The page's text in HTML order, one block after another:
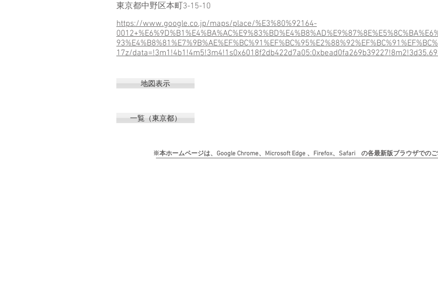
東京都中野区本町3-15-10
https://www.google.co.jp/maps/place/%E3%80%92164-
17z/
地図表示
一覧（東京都）
※本ホームページは、Google Chrome、Microsoft Edge 、Firefox、Safari の各最新版ブラウザでのご